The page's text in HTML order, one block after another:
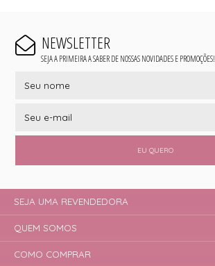
NEWSLETTER
SEJA A PRIMEIRA A SABER DE NOSSAS NOVIDADES E PROMOÇÕES!
EU QUERO
SEJA UMA REVENDEDORA
QUEM SOMOS
COMO COMPRAR